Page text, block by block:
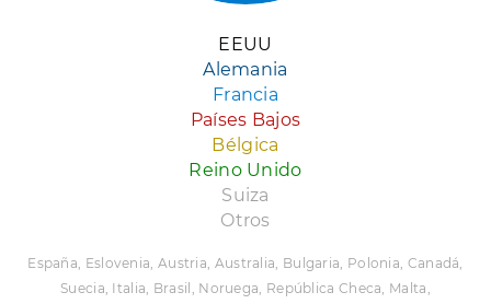
EEUU
Alemania
Francia
Países Bajos
Bélgica
Reino Unido
Suiza
Otros
España, Eslovenia, Austria, Australia, Bulgaria, Polonia, Canadá,
Suecia, Italia, Brasil, Noruega, República Checa, Malta,